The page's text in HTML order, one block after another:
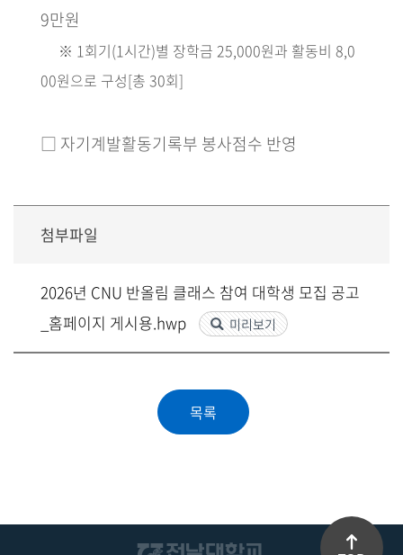
9만원
※ 1회기(1시간)별 장학금 25,000원과 활동비 8,0
00원으로 구성[총 30회]
□ 자기계발활동기록부 봉사점수 반영
첨부파일
2026년 CNU 반올림 클래스 참여 대학생 모집 공고
_홈페이지 게시용.hwp
미리보기